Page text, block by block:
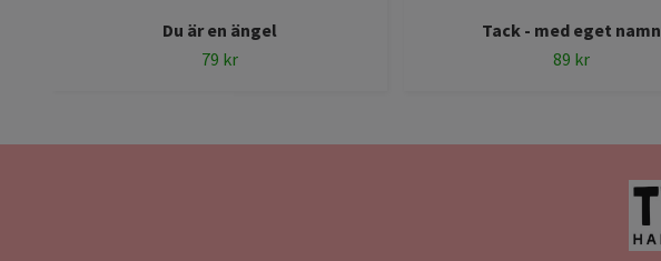
Du är en ängel
79 kr
Tack - med eget namn
89 kr